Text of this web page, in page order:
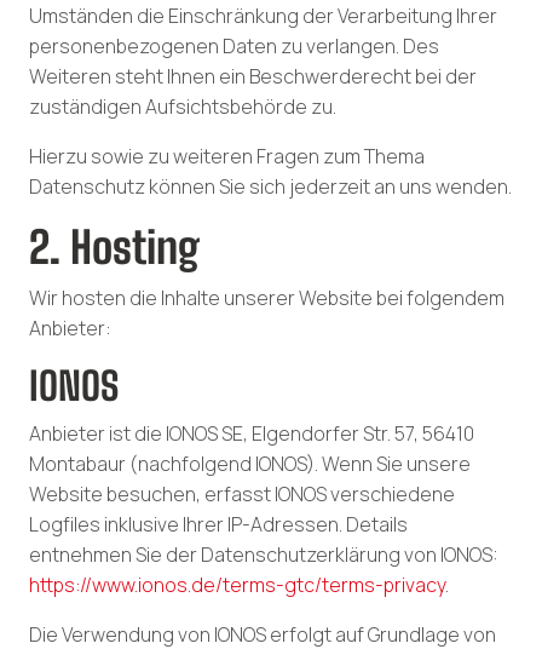
Umständen die Einschränkung der Verarbeitung Ihrer
personenbezogenen Daten zu verlangen. Des
Weiteren steht Ihnen ein Beschwerderecht bei der
zuständigen Aufsichtsbehörde zu.
Hierzu sowie zu weiteren Fragen zum Thema
Datenschutz können Sie sich jederzeit an uns wenden.
2. Hosting
Wir hosten die Inhalte unserer Website bei folgendem
Anbieter:
IONOS
Anbieter ist die IONOS SE, Elgendorfer Str. 57, 56410
Montabaur (nachfolgend IONOS). Wenn Sie unsere
Website besuchen, erfasst IONOS verschiedene
Logfiles inklusive Ihrer IP-Adressen. Details
entnehmen Sie der Datenschutzerklärung von IONOS:
https://www.ionos.de/terms-gtc/terms-privacy.
Die Verwendung von IONOS erfolgt auf Grundlage von